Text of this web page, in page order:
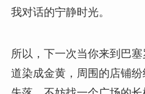
我对话的宁静时光。
所以，下一次当你来到巴
道染成金黄，周围的店铺